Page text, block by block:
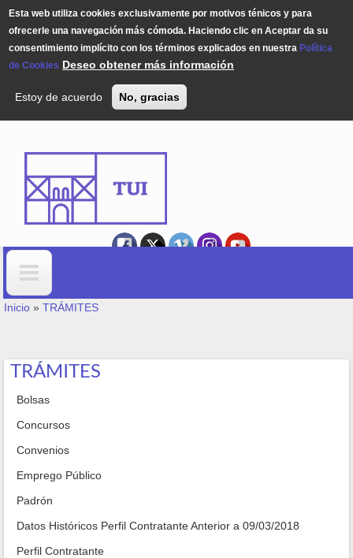
Esta web utiliza cookies exclusivamente por motivos ténicos y para
ofrecerle una navegación más cómoda. Haciendo clic en Aceptar da su
consentimiento implícito con los términos explicados en nuestra Política
de Cookies Deseo obtener más información
Estoy de acuerdo No, gracias
Formulario de búsqueda
USTED ESTÁ AQUÍ
Inicio » TRÁMITES
TRÁMITES
Bolsas
Concursos
Convenios
Emprego Público
Padrón
Datos Históricos Perfil Contratante Anterior a 09/03/2018
Perfil Contratante